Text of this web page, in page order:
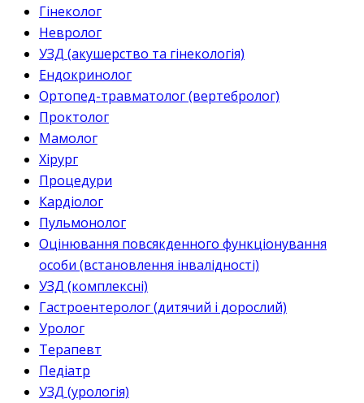
Гінеколог
Невролог
УЗД (акушерство та гінекологія)
Ендокринолог
Ортопед-травматолог (вертебролог)
Проктолог
Мамолог
Хірург
Процедури
Кардіолог
Пульмонолог
Оцінювання повсякденного функціонування
особи (встановлення інвалідності)
УЗД (комплексні)
Гастроентеролог (дитячий і дорослий)
Уролог
Терапевт
Педіатр
УЗД (урологія)